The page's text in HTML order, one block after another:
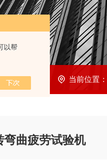
以帮
当前位置：
弯曲疲劳试验机